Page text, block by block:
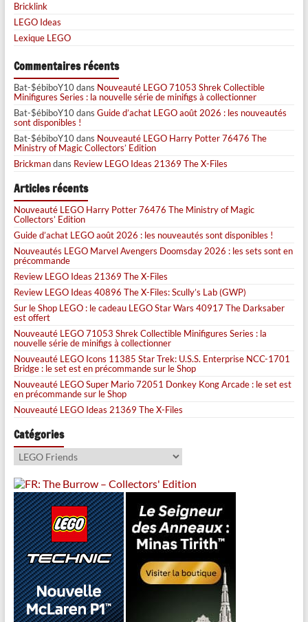
Bricklink
LEGO Ideas
Lexique LEGO
Commentaires récents
Bat-$ébiboY10dans Nouveauté LEGO 71053 Shrek Collectible
Minifigures Series : la nouvelle série de minifigs à collectionner
Bat-$ébiboY10dans Guide d’achat LEGO août 2026 : les nouveautés
sont disponibles !
Bat-$ébiboY10dans Nouveauté LEGO Harry Potter 76476 The
Ministry of Magic Collectors’ Edition
Brickmandans Review LEGO Ideas 21369 The X-Files
Articles récents
Nouveauté LEGO Harry Potter 76476 The Ministry of Magic
Collectors’ Edition
Guide d’achat LEGO août 2026 : les nouveautés sont disponibles !
Nouveautés LEGO Marvel Avengers Doomsday 2026 : les sets sont en
précommande
Review LEGO Ideas 21369 The X-Files
Review LEGO Ideas 40896 The X-Files: Scully’s Lab (GWP)
Sur le Shop LEGO : le cadeau LEGO Star Wars 40917 The Darksaber
est offert
Nouveauté LEGO 71053 Shrek Collectible Minifigures Series : la
nouvelle série de minifigs à collectionner
Nouveauté LEGO Icons 11385 Star Trek: U.S.S. Enterprise NCC-1701
Bridge : le set est en précommande sur le Shop
Nouveauté LEGO Super Mario 72051 Donkey Kong Arcade : le set est
en précommande sur le Shop
Nouveauté LEGO Ideas 21369 The X-Files
Catégories
Catégories